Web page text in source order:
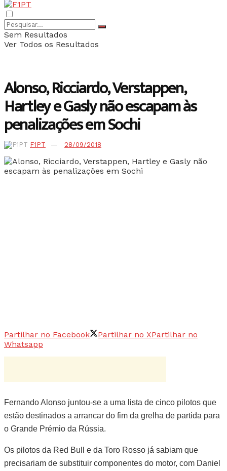
Sem Resultados
Ver Todos os Resultados
Alonso, Ricciardo, Verstappen,
Hartley e Gasly não escapam às
penalizações em Sochi
F1PT 28/09/2018
Partilhar no Facebook Partilhar no XPartilhar no
Whatsapp
Fernando Alonso juntou-se a uma lista de cinco pilotos que
estão destinados a arrancar do fim da grelha de partida para
o Grande Prémio da Rússia.
Os pilotos da Red Bull e da Toro Rosso já sabiam que
precisariam de substituir componentes do motor, com Daniel